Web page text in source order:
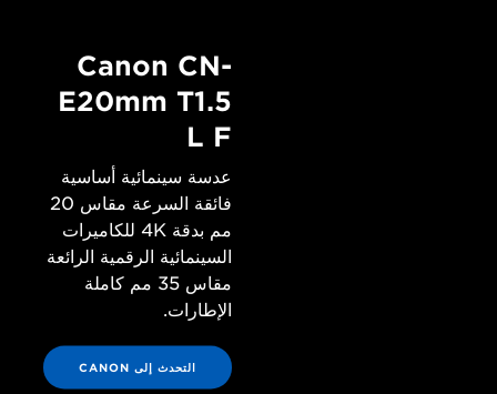
Canon CN-
E20mm T1.5
L F
عدسة سينمائية أساسية
فائقة السرعة مقاس 20
مم بدقة 4K للكاميرات
السينمائية الرقمية الرائعة
مقاس 35 مم كاملة
الإطارات.
التحدث إلى CANON